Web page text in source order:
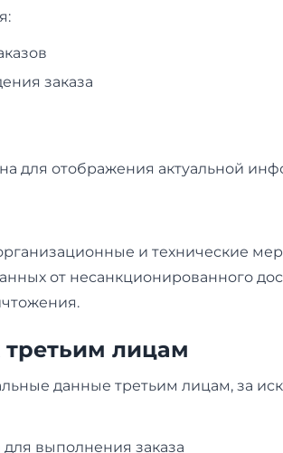
заказа
для отображения актуальной
и технические
от несанкционированного
лицам
данные третьим лицам, за
выполнения заказа